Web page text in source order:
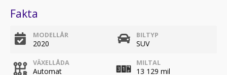
Fakta
MODELLÅR
2020
BILTYP
SUV
VÄXELLÅDA
Automat
MILTAL
13 129 mil